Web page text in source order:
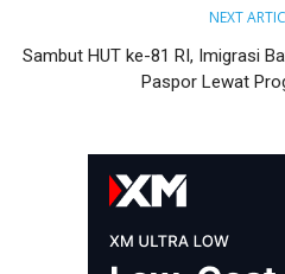
NEXT
Sambut HUT ke-81 RI, Imigrasi
Paspor Lewat